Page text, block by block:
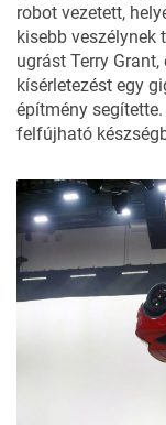
robot vezetett,
kisebb veszélynek
ugrást Terry
kísérletezést egy
építmény
felfújható